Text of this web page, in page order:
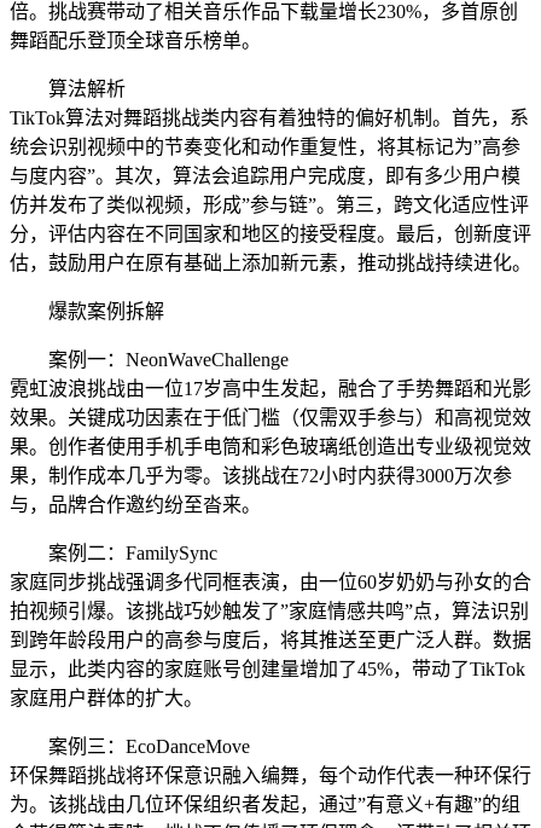
倍。挑战赛带动了相关音乐作品下载量增长230%，多首原创
舞蹈配乐登顶全球音乐榜单。
算法解析
TikTok算法对舞蹈挑战类内容有着独特的偏好机制。首先，系
统会识别视频中的节奏变化和动作重复性，将其标记为”高参
与度内容”。其次，算法会追踪用户完成度，即有多少用户模
仿并发布了类似视频，形成”参与链”。第三，跨文化适应性评
分，评估内容在不同国家和地区的接受程度。最后，创新度评
估，鼓励用户在原有基础上添加新元素，推动挑战持续进化。
爆款案例拆解
案例一：NeonWaveChallenge
霓虹波浪挑战由一位17岁高中生发起，融合了手势舞蹈和光影
效果。关键成功因素在于低门槛（仅需双手参与）和高视觉效
果。创作者使用手机手电筒和彩色玻璃纸创造出专业级视觉效
果，制作成本几乎为零。该挑战在72小时内获得3000万次参
与，品牌合作邀约纷至沓来。
案例二：FamilySync
家庭同步挑战强调多代同框表演，由一位60岁奶奶与孙女的合
拍视频引爆。该挑战巧妙触发了”家庭情感共鸣”点，算法识别
到跨年龄段用户的高参与度后，将其推送至更广泛人群。数据
显示，此类内容的家庭账号创建量增加了45%，带动了TikTok
家庭用户群体的扩大。
案例三：EcoDanceMove
环保舞蹈挑战将环保意识融入编舞，每个动作代表一种环保行
为。该挑战由几位环保组织者发起，通过”有意义+有趣”的组